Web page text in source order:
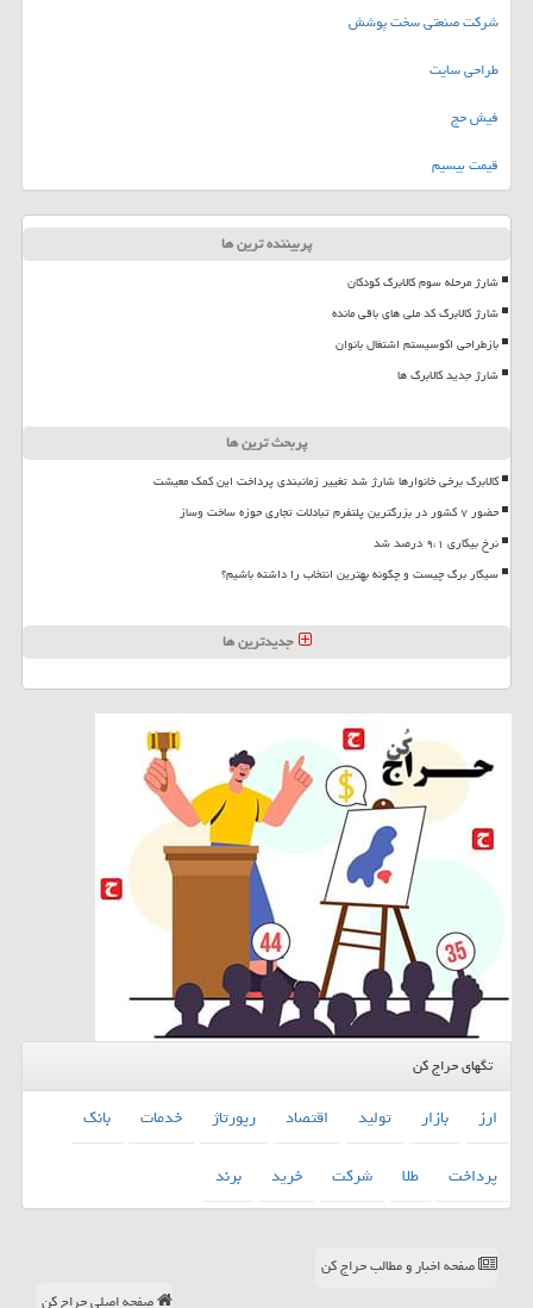
شرکت صنعتی سخت پوشش
طراحی سایت
فیش حج
قیمت بیسیم
پربیننده ترین ها
شارژ مرحله سوم کالابرگ کودکان
شارژ کالابرگ کد ملی های باقی مانده
بازطراحی اکوسیستم اشتغال بانوان
شارژ جدید کالابرگ ها
پربحث ترین ها
کالابرگ برخی خانوارها شارژ شد تغییر زمانبندی پرداخت این کمک معیشت
حضور ۷ کشور در بزرگترین پلتفرم تبادلات تجاری حوزه ساخت وساز
نرخ بیکاری ۹،۱ درصد شد
سیگار برگ چیست و چگونه بهترین انتخاب را داشته باشیم؟
جدیدترین ها
تگهای حراج کن
ارز بازار تولید اقتصاد رپورتاژ خدمات
بانك
پرداخت
طلا شركت خرید برند
صفحه اخبار و مطالب حراج کن
صفحه اصلی حراج کن